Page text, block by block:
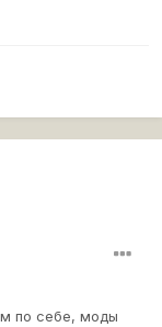
по себе, моды